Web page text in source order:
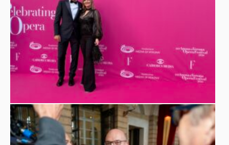
La presenza di Silvia Nicolis a questo importante
appuntamento conferma il legame del
le principali istituzioni e manifestazioni culturali del
territorio.
In questo prestigioso contesto, il Museo si inserisce come
espressione della creatività, dell’ingegno e dell’eccellenza
italiana, contribuendo a valorizzare l’identità culturale di
Verona.